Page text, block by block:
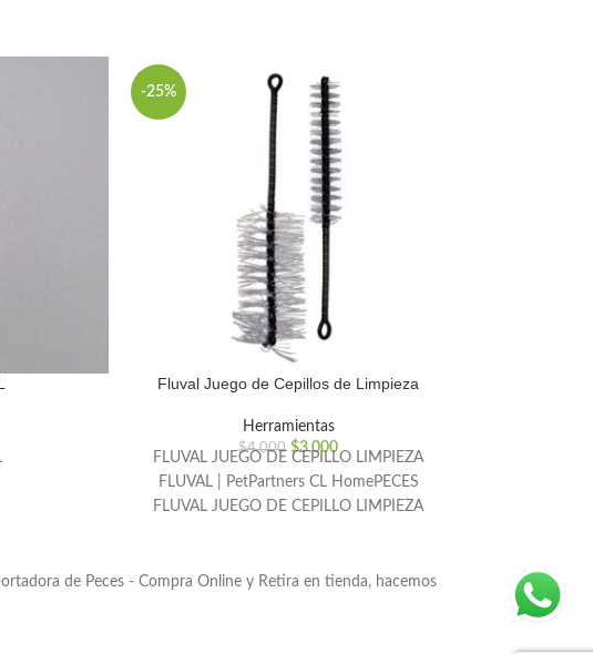
-25%
Fluval Juego de Cepillos de Limpieza
Herramientas
$4.000 $3.000
FLUVAL JUEGO DE CEPILLO LIMPIEZA
FLUVAL | PetPartners CL HomePECES
FLUVAL JUEGO DE CEPILLO LIMPIEZA
de Peces - Compra Online y Retira en tienda, hacemos